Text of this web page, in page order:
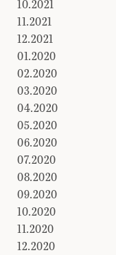
10.2021
11.2021
12.2021
01.2020
02.2020
03.2020
04.2020
05.2020
06.2020
07.2020
08.2020
09.2020
10.2020
11.2020
12.2020